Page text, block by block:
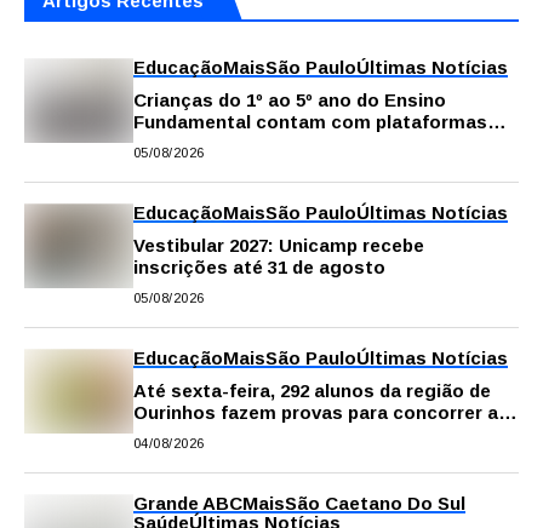
EducaçãoMaisSão PauloÚltimas Notícias
Crianças do 1º ao 5º ano do Ensino
Fundamental contam com plataformas
digitais para apoiar estudos na escola e
05/08/2026
EducaçãoMaisSão PauloÚltimas Notícias
Vestibular 2027: Unicamp recebe
inscrições até 31 de agosto
05/08/2026
EducaçãoMaisSão PauloÚltimas Notícias
Até sexta-feira, 292 alunos da região de
Ourinhos fazem provas para concorrer a
intercâmbio internacional
04/08/2026
Grande ABCMaisSão Caetano Do Sul
SaúdeÚltimas Notícias